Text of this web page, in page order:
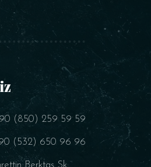
(850) 259 59 59
(532) 650 96 96
Berktaş Sk.